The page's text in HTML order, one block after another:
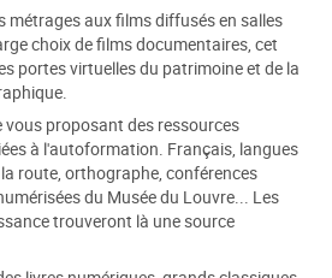
métrages aux films diffusés en salles
choix de films documentaires, cet
portes virtuelles du patrimoine et de la
vous proposant des ressources
à l'autoformation. Français, langues
route, orthographe, conférences
du Musée du Louvre... Les
trouveront là une source